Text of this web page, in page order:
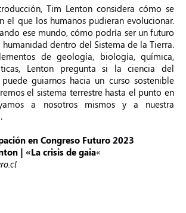
Tim Lenton considera cómo se
el que los humanos pudieran evolucionar.
ese mundo, cómo podría ser un futuro
dentro del Sistema de la Tierra.
de geología, biología, química,
Lenton pregunta si la ciencia del
guiarnos hacia un curso sostenible
el sistema terrestre hasta el punto en
a nosotros mismos y a nuestra
en Congreso Futuro 2023
| «La crisis de gaia«